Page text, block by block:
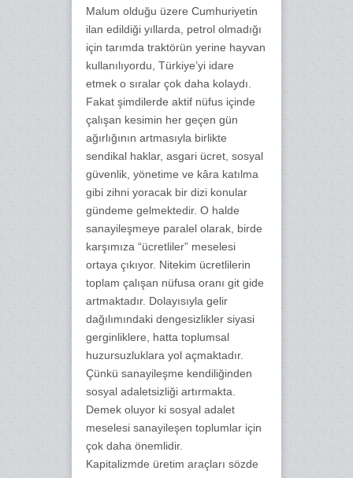
Malum olduğu üzere Cumhuriyetin
ilan edildiği yıllarda, petrol olmadığı
için tarımda traktörün yerine hayvan
kullanılıyordu, Türkiye’yi idare
etmek o sıralar çok daha kolaydı.
Fakat şimdilerde aktif nüfus içinde
çalışan kesimin her geçen gün
ağırlığının artmasıyla birlikte
sendikal haklar, asgari ücret, sosyal
güvenlik, yönetime ve kâra katılma
gibi zihni yoracak bir dizi konular
gündeme gelmektedir. O halde
sanayileşmeye paralel olarak, birde
karşımıza “ücretliler” meselesi
ortaya çıkıyor. Nitekim ücretlilerin
toplam çalışan nüfusa oranı git gide
artmaktadır. Dolayısıyla gelir
dağılımındaki dengesizlikler siyasi
gerginliklere, hatta toplumsal
huzursuzluklara yol açmaktadır.
Çünkü sanayileşme kendiliğinden
sosyal adaletsizliği artırmakta.
Demek oluyor ki sosyal adalet
meselesi sanayileşen toplumlar için
çok daha önemlidir.
Kapitalizmde üretim araçları sözde